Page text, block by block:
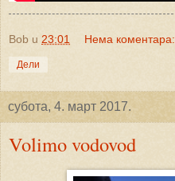
Bob u 23:01 Нема коментара:
Дели
субота, 4. март 2017.
Volimo vodovod